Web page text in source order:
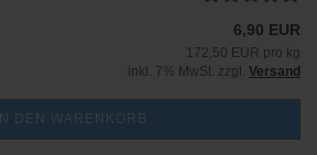
6,90 EUR
172,50 EUR pro kg
inkl. 7% MwSt. zzgl. Versand
IN DEN WARENKORB